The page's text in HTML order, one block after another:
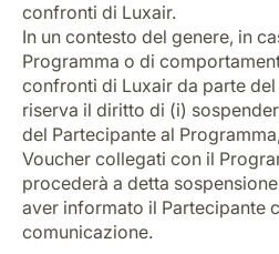
confronti di Luxair.
In un contesto del genere, in
Programma o di
confronti di Luxair da parte
riserva il diritto di (i)
del Partecipante al
Voucher collegati con il
procederà a detta
aver informato il Partecipante
comunicazione.